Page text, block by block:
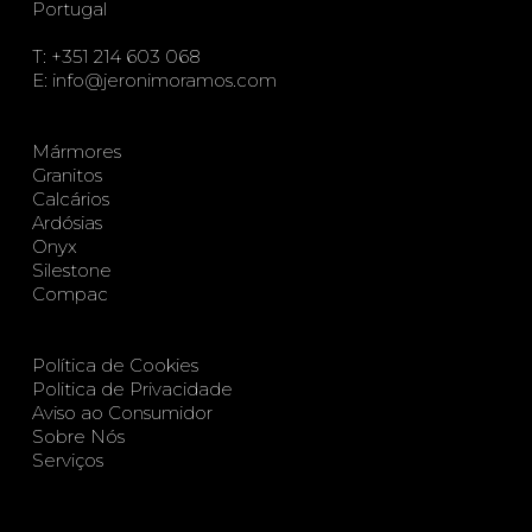
Portugal
T: +351 214 603 068
E: info@jeronimoramos.com
Mármores
Granitos
Calcários
Ardósias
Onyx
Silestone
Compac
Política de Cookies
Politica de Privacidade
Aviso ao Consumidor
Sobre Nós
Serviços